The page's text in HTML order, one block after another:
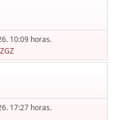
10:09 horas.
17:27 horas.